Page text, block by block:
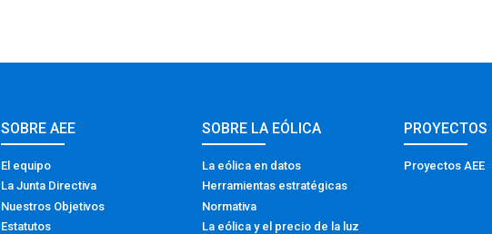
SOBRE AEE
El equipo
La Junta Directiva
Nuestros Objetivos
Estatutos
SOBRE LA EÓLICA
La eólica en datos
Herramientas estratégicas
Normativa
La eólica y el precio de la luz
PROYECTOS
Proyectos AEE